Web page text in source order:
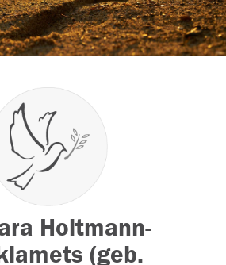
Holtmann-
(geb.